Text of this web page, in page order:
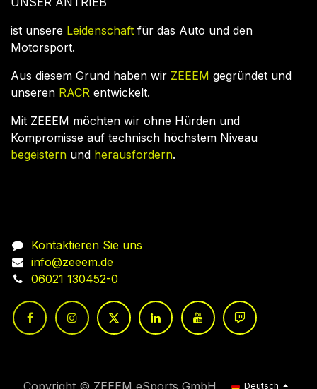
ist unsere Leidenschaft für das Auto und den
Motorsport.
Aus diesem Grund haben wir ZEEEM gegründet und
unseren RACR entwickelt.
Mit ZEEEM möchten wir ohne Hürden und
Kompromisse auf technisch höchstem Niveau
begeistern und herausfordern.
Kontaktieren Sie uns
info@zeeem.de
06021 130452-0
Copyright © ZEEEM eSports GmbH Deutsch